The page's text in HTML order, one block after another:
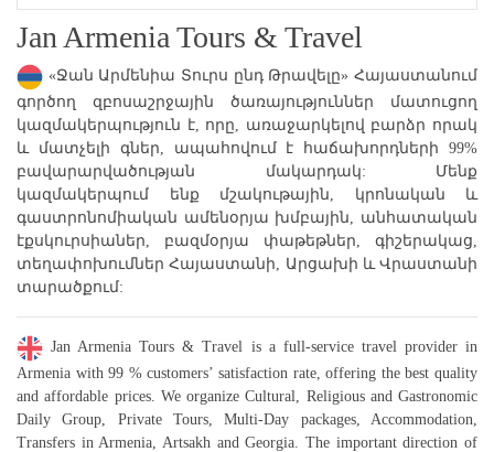
Jan Armenia Tours & Travel
«Ջան Արմենիա Տուրս ընդ Թրավելը» Հայաստանում
գործող զբոսաշրջային ծառայություններ մատուցող
կազմակերպություն է, որը, առաջարկելով բարձր որակ
և մատչելի գներ, ապահովում է հաճախորդների 99%
բավարարվածության մակարդակ: Մենք
կազմակերպում ենք մշակութային, կրոնական և
գաստրոնոմիական ամենօրյա խմբային, անհատական
էքսկուրսիաներ, բազմօրյա փաթեթներ, գիշերակաց,
տեղափոխումներ Հայաստանի, Արցախի և Վրաստանի
տարածքում:
Jan Armenia Tours & Travel is a full-service travel provider in
Armenia with 99 % customers’ satisfaction rate, offering the best quality
and affordable prices. We organize Cultural, Religious and Gastronomic
Daily Group, Private Tours, Multi-Day packages, Accommodation,
Transfers in Armenia, Artsakh and Georgia. The important direction of